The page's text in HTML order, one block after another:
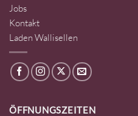
Jobs
Kontakt
Laden Wallisellen
ÖFFNUNGSZEITEN